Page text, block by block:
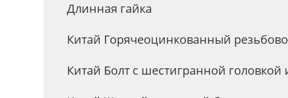
Длинная гайка
Китай Горячеоцинкованный
Китай Болт с шестигранной